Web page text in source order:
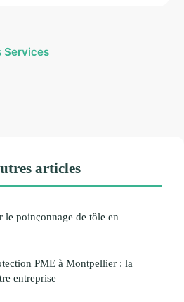
Services
articles
le poinçonnage de tôle en
PME à Montpellier : la
entreprise